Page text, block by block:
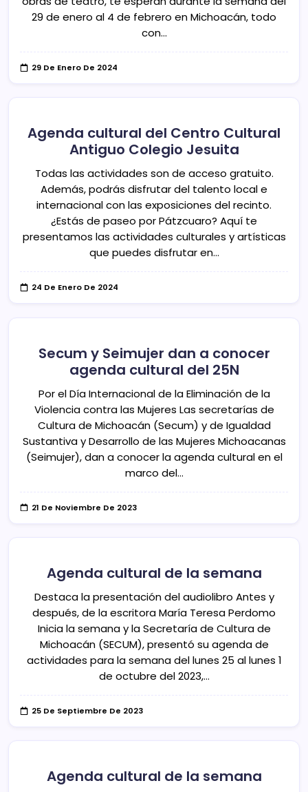
29 de enero al 4 de febrero en Michoacán, todo
con…
29 De Enero De 2024
Agenda cultural del Centro Cultural
Antiguo Colegio Jesuita
Todas las actividades son de acceso gratuito.
Además, podrás disfrutar del talento local e
internacional con las exposiciones del recinto.
¿Estás de paseo por Pátzcuaro? Aquí te
presentamos las actividades culturales y artísticas
que puedes disfrutar en…
24 De Enero De 2024
Secum y Seimujer dan a conocer
agenda cultural del 25N
Por el Día Internacional de la Eliminación de la
Violencia contra las Mujeres Las secretarías de
Cultura de Michoacán (Secum) y de Igualdad
Sustantiva y Desarrollo de las Mujeres Michoacanas
(Seimujer), dan a conocer la agenda cultural en el
marco del…
21 De Noviembre De 2023
Agenda cultural de la semana
Destaca la presentación del audiolibro Antes y
después, de la escritora María Teresa Perdomo
Inicia la semana y la Secretaría de Cultura de
Michoacán (SECUM), presentó su agenda de
actividades para la semana del lunes 25 al lunes 1
de octubre del 2023,…
25 De Septiembre De 2023
Agenda cultural de la semana